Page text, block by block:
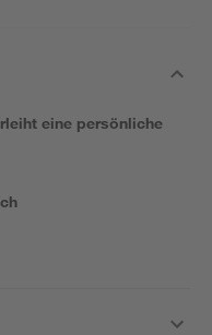
eine persönliche